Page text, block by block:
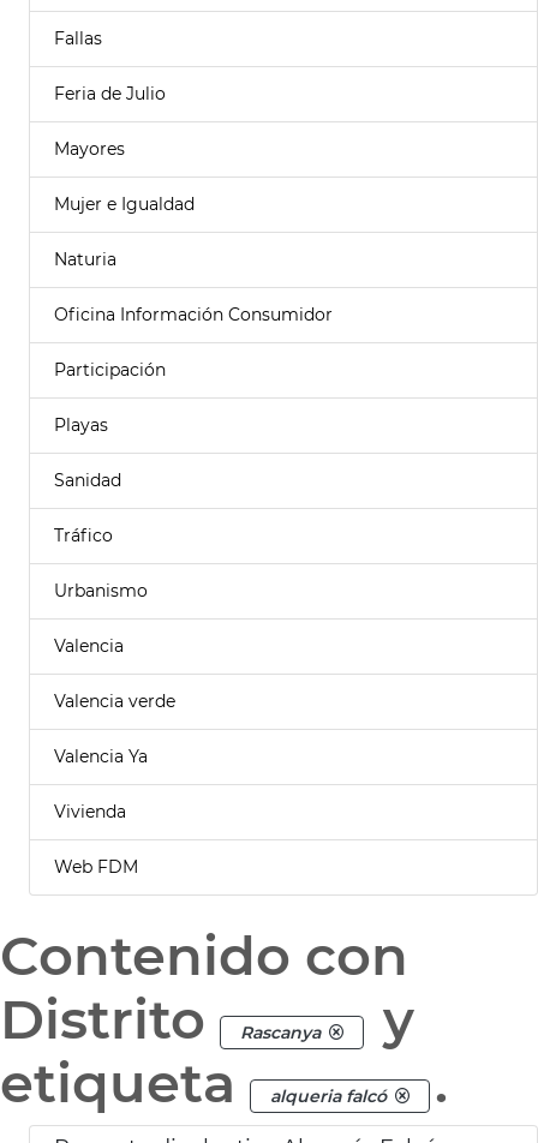
Fallas
Feria de Julio
Mayores
Mujer e Igualdad
Naturia
Oficina Información Consumidor
Participación
Playas
Sanidad
Tráfico
Urbanismo
Valencia
Valencia verde
Valencia Ya
Vivienda
Web FDM
Contenido con
Distrito
Rascanya
y
etiqueta
alqueria falcó .